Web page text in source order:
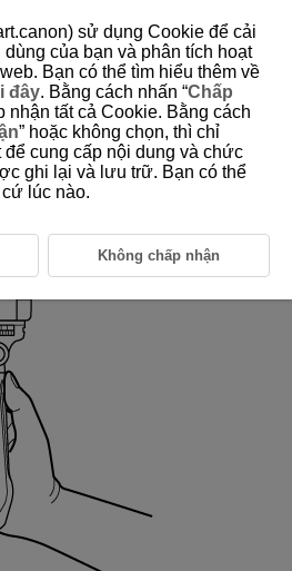
to Shoot
camera can be operated by pressing
sử dụng Cookie để cải
của bạn và phân tích hoạt
Bạn có thể tìm hiểu thêm về
đây. Bằng cách nhấn “Chấp
nhận tất cả Cookie. Bằng cách
” hoặc không chọn, thì chỉ
cung cấp nội dung và chức
ghi lại và lưu trữ. Bạn có thể
lúc nào.
Không chấp nhận